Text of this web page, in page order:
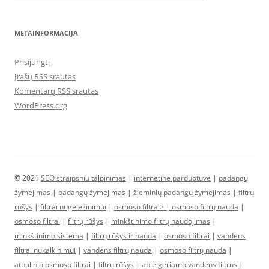
METAINFORMACIJA
Prisijungti
Įrašų RSS srautas
Komentarų RSS srautas
WordPress.org
© 2021 SEO straipsniu talpinimas | internetine parduotuve | padangų
žymėjimas | padangų žymėjimas | žieminių padangų žymėjimas | filtrų
rūšys | filtrai nugeležinimui | osmoso filtrai> | osmoso filtrų nauda |
osmoso filtrai | filtrų rūšys | minkštinimo filtrų naudojimas |
minkštinimo sistema | filtrų rūšys ir nauda | osmoso filtrai | vandens
filtrai nukalkinimui | vandens filtrų nauda | osmoso filtrų nauda |
atbulinio osmoso filtrai | filtrų rūšys | apie geriamo vandens filtrus |